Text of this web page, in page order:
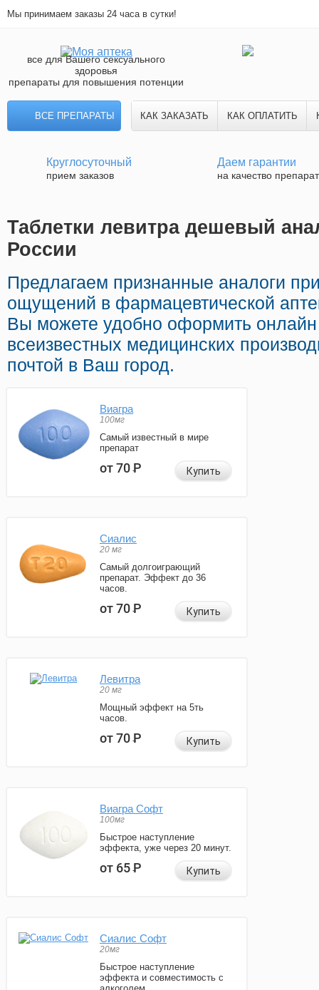
Мы принимаем заказы 24 часа в сутки!
все для Вашего сексуального
здоровья
препараты для повышения потенции
ВСЕ ПРЕПАРАТЫ КАК ЗАКАЗАТЬ КАК ОПЛАТИТЬ
Круглосуточный
прием заказов
Даем гарантии
на качество
Таблетки левитра дешевый
России
Предлагаем признанные аналоги
ощущений в фармацевтической
Вы можете удобно оформить онлайн
всеизвестных медицинских
почтой в Ваш город.
Виагра
100мг
Самый известный в мире
препарат
от 70Р Купить
Сиалис
20 мг
Самый долгоиграющий
препарат. Эффект до 36
часов.
от 70Р Купить
Левитра
20 мг
Мощный эффект на 5ть
часов.
от 70Р Купить
Виагра Софт
100мг
Быстрое наступление
эффекта, уже через 20 минут.
от 65Р Купить
Сиалис Софт
20мг
Быстрое наступление
эффекта и совместимость с